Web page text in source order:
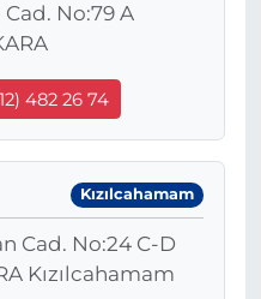
No:79 A
482 26 74
Kızılcahamam
Cad. No:24 C-D
Kızılcahamam